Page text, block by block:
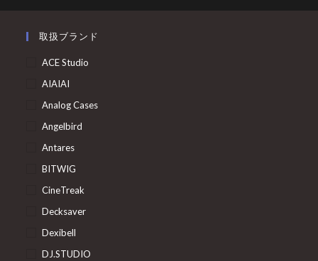
取扱ブランド
ACE Studio
AIAIAI
Analog Cases
Angelbird
Antares
BITWIG
CineTreak
Decksaver
Dexibell
DJ.STUDIO